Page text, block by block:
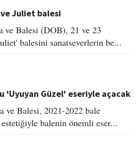
Juliet balesi
ve Balesi (DOB), 21 ve 23
balesini sanatseverlerin be...
'Uyuyan Güzel' eseriyle açacak
ve Balesi, 2021-2022 bale
balenin önemli eser...